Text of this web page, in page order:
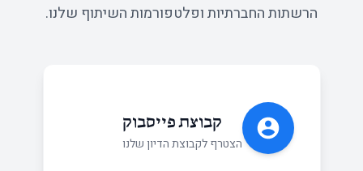
הרשתות החברתיות ופלטפורמות השיתוף שלנו.
קבוצת פייסבוק
הצטרף לקבוצת הדיון שלנו